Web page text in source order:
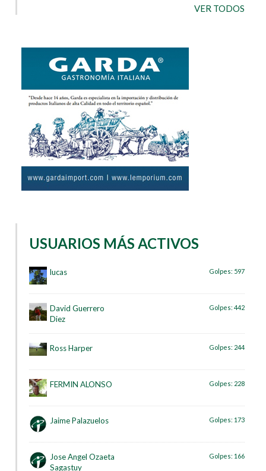
VER TODOS
USUARIOS MÁS ACTIVOS
lucas Golpes: 597
David Guerrero
Diez
Golpes: 442
Ross Harper Golpes: 244
FERMIN ALONSO Golpes: 228
Jaime Palazuelos Golpes: 173
Jose Angel Ozaeta
Sagastuy
Golpes: 166